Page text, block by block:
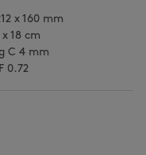
x 160 mm
x 18 cm
C 4 mm
0.72